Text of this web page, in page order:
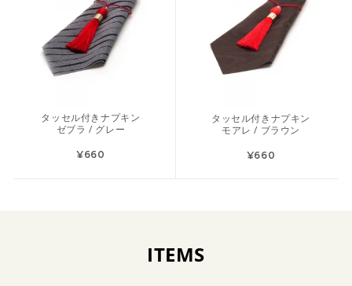
タッセル付きナプキン
ゼブラ / グレー
¥660
タッセル付きナプキン
モアレ / ブラウン
¥660
ITEMS